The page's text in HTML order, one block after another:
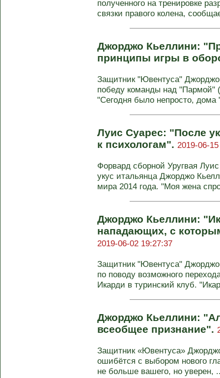
полученного на тренировке
связки правого колена,
Джорджо Кьеллини:
принципы игры в
Защитник "Ювентуса"
победу команды над "Пармой"
"Сегодня было непросто,
Луис Суарес: "После
к психологам". 2019-06-
Форвард сборной Уругвая
укус итальянца Джорджо
мира 2014 года. "Моя жена
Джорджо Кьеллини:
нападающих, с
2019-06-02 19:27:37
Защитник "Ювентуса"
по поводу возможного
Икарди в туринский клуб.
Джорджо Кьеллини:
всеобщее признание".
Защитник «Ювентуса»
ошибётся с выбором нового
не больше вашего, но уверен,